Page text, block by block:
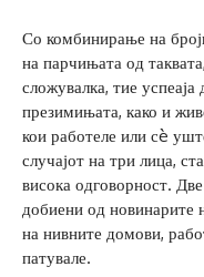
Со комбинирање на
на парчињата од
сложувалка, тие
презимињата, како и
кои работеле или сè
случајот на три лица,
висока одговорност.
добиени од новинарите
на нивните домови,
патувале.